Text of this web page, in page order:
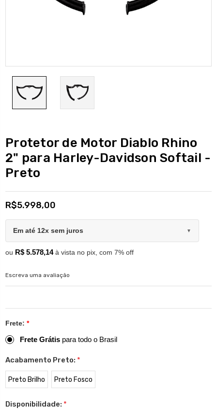
Protetor de Motor Diablo Rhino
2" para Harley-Davidson Softail -
Preto
R$5.998,00
Em até 12x sem juros ▼
ou R$ 5.578,14à vista no pix, com 7% off
Escreva uma avaliação
Frete: *
Frete Grátis para todo o Brasil
Acabamento Preto: *
Preto Brilho Preto Fosco
Disponibilidade: *